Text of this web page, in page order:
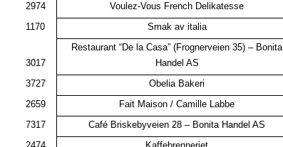
2974
Voulez-Vous French Delikatesse
1170
Smak av italia
3017
Restaurant “De la Casa” (Frognerveien 35) – Bonita
Handel AS
3727
Obelia Bakeri
2659
Fait Maison / Camille Labbe
7317
Café Briskebyveien 28 – Bonita Handel AS